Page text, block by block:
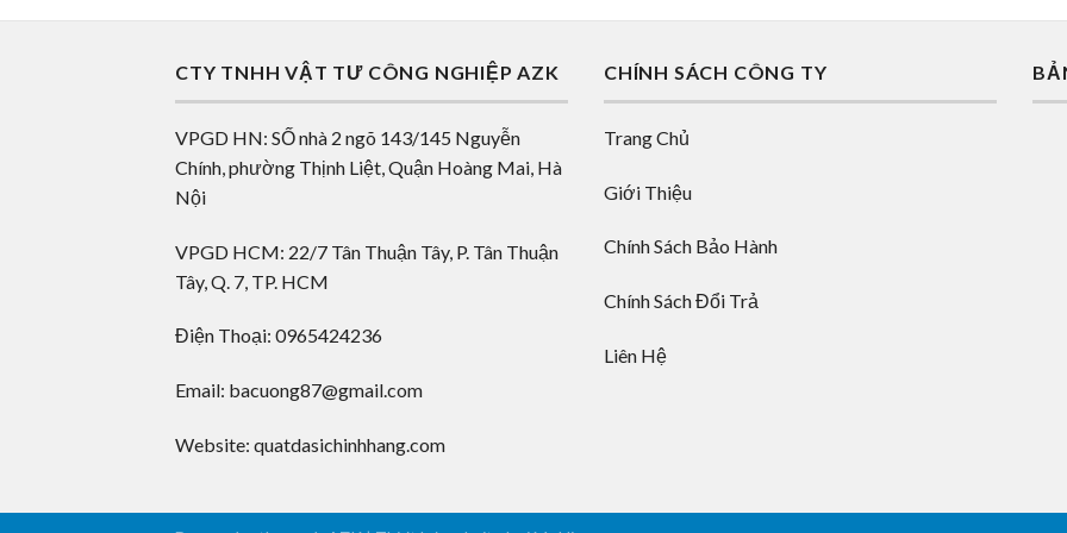
CTY TNHH VẬT TƯ CÔNG NGHIỆP AZK
VPGD HN: SỐ nhà 2 ngõ 143/145 Nguyễn
Chính, phường Thịnh Liệt, Quận Hoàng Mai, Hà
Nội
VPGD HCM: 22/7 Tân Thuận Tây, P. Tân Thuận
Tây, Q. 7, TP. HCM
Điện Thoại: 0965424236
Email: bacuong87@gmail.com
Website: quatdasichinhhang.com
CHÍNH SÁCH CÔNG TY
Trang Chủ
Giới Thiệu
Chính Sách Bảo Hành
Chính Sách Đổi Trả
Liên Hệ